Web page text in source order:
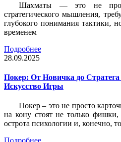
Шахматы — это не
стратегического мышления,
глубокого понимания тактики,
временем
Подробнее
28.09.2025
Покер: От Новичка до
Искусство Игры
Покер – это не просто
на кону стоят не только фишки,
острота психологии и, конечно,